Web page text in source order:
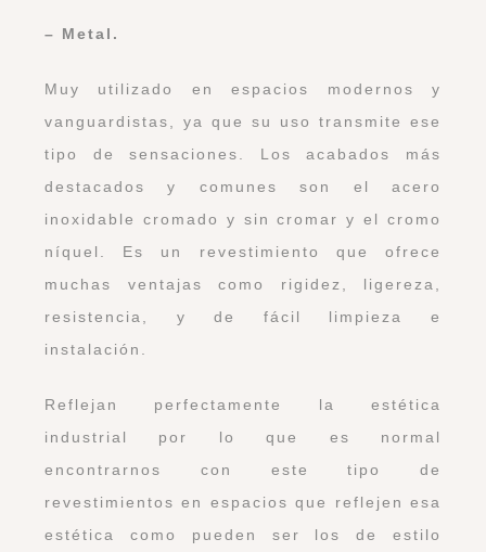
– Metal.
Muy utilizado en espacios modernos y
vanguardistas, ya que su uso transmite ese
tipo de sensaciones. Los acabados más
destacados y comunes son el acero
inoxidable cromado y sin cromar y el cromo
níquel. Es un revestimiento que ofrece
muchas ventajas como rigidez, ligereza,
resistencia, y de fácil limpieza e
instalación.
Reflejan perfectamente la estética
industrial por lo que es normal
encontrarnos con este tipo de
revestimientos en espacios que reflejen esa
estética como pueden ser los de estilo